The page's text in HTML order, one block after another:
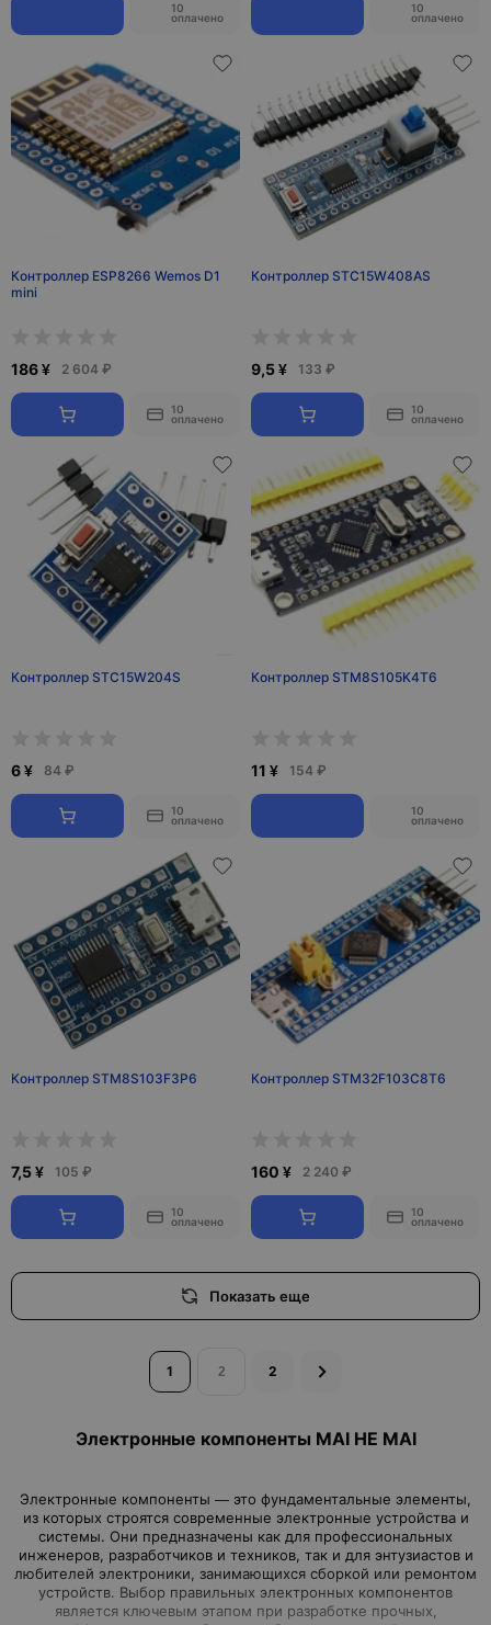
10
оплачено
10
оплачено
Контроллер ESP8266 Wemos D1
mini
186 ¥ 2 604 ₽
10
оплачено
Контроллер STC15W408AS
9,5 ¥ 133 ₽
10
оплачено
Контроллер STC15W204S
6 ¥ 84 ₽
10
оплачено
Контроллер STM8S105K4T6
11 ¥ 154 ₽
10
оплачено
Контроллер STM8S103F3P6
7,5 ¥ 105 ₽
10
оплачено
Контроллер STM32F103C8T6
160 ¥ 2 240 ₽
10
оплачено
Показать еще
1 2
Электронные компоненты MAI HE MAI
Электронные компоненты — это фундаментальные элементы,
из которых строятся современные электронные устройства и
системы. Они предназначены как для профессиональных
инженеров, разработчиков и техников, так и для энтузиастов и
любителей электроники, занимающихся сборкой или ремонтом
устройств. Выбор правильных электронных компонентов
является ключевым этапом при разработке прочных,